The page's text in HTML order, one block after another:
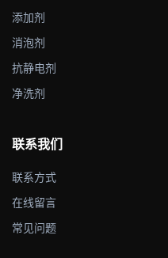
添加剂
消泡剂
抗静电剂
净洗剂
联系我们
联系方式
在线留言
常见问题